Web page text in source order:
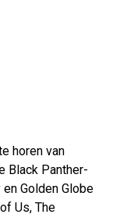
horen van
Black Panther-
Golden Globe
Us, The